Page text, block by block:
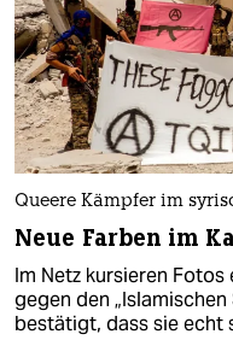
Queere Kämpfer im
Neue Farben im
Im Netz kursieren
gegen den
bestätigt, dass sie echt